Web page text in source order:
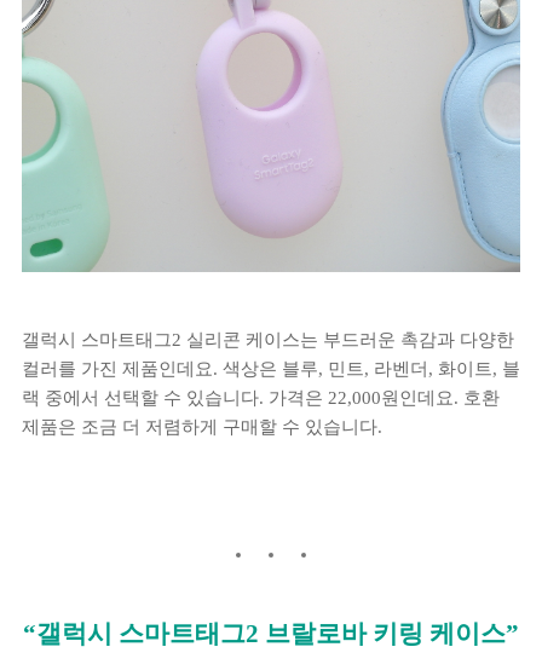
갤럭시 스마트태그2 실리콘 케이스는 부드러운 촉감과 다양한
컬러를 가진 제품인데요. 색상은 블루, 민트, 라벤더, 화이트, 블
랙 중에서 선택할 수 있습니다. 가격은 22,000원인데요. 호환
제품은 조금 더 저렴하게 구매할 수 있습니다.
“갤럭시 스마트태그2 브랄로바 키링 케이스”